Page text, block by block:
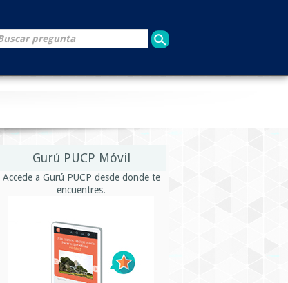
Gurú PUCP Móvil
Accede a Gurú PUCP desde donde te
encuentres.